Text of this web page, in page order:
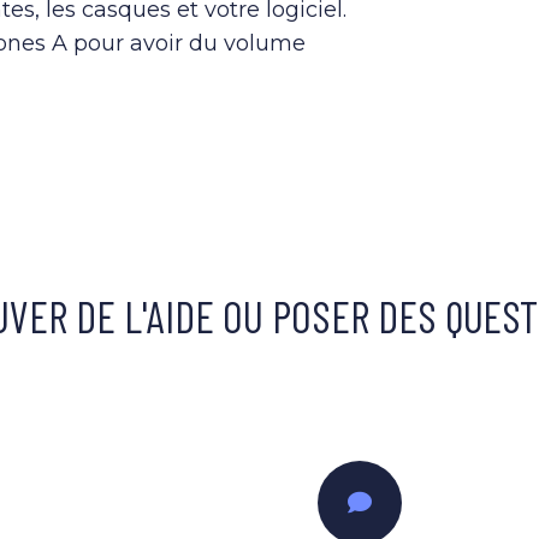
les casques et votre logiciel.
A pour avoir du volume
DE L'AIDE OU POSER DES